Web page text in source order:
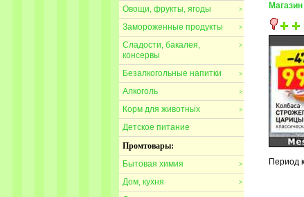
>
Овощи, фрукты, ягоды
>
Замороженные продукты
>
Сладости, бакалея,
консервы
>
Безалкогольные напитки
>
Алкоголь
>
Корм для животных
Детское питание
Промтовары:
>
Бытовая химия
>
Дом, кухня
Период